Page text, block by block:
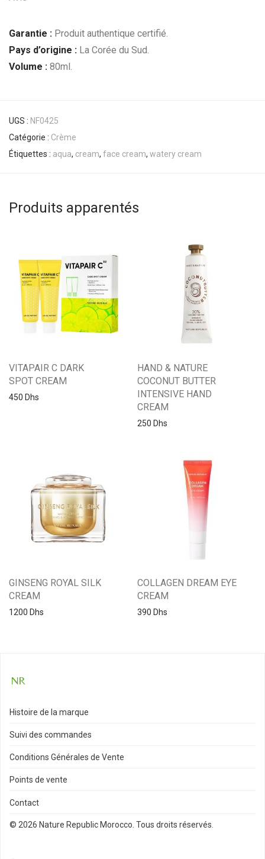
Garantie : Produit authentique certifié.
Pays d’origine : La Corée du Sud.
Volume : 80ml.
UGS : NF0425
Catégorie : Crème
Étiquettes : aqua, cream, face cream, watery cream
Produits apparentés
VITAPAIR C DARK
SPOT CREAM
450 Dhs
HAND & NATURE
COCONUT BUTTER
INTENSIVE HAND
CREAM
250 Dhs
GINSENG ROYAL SILK
CREAM
1200 Dhs
COLLAGEN DREAM EYE
CREAM
390 Dhs
Histoire de la marque
Suivi des commandes
Conditions Générales de Vente
Points de vente
Contact
© 2026 Nature Republic Morocco. Tous droits réservés.